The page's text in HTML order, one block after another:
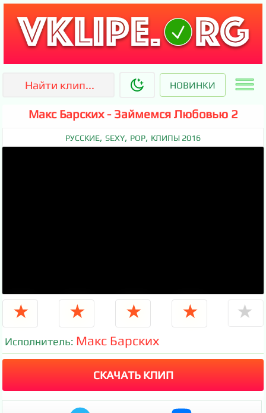
НОВИНКИ
Макс Барских - Займемся Любовью 2
РУССКИЕ, SEXY, POP, КЛИПЫ 2016
★ ★ ★ ★ ★
Исполнитель: Макс Барских
СКАЧАТЬ КЛИП